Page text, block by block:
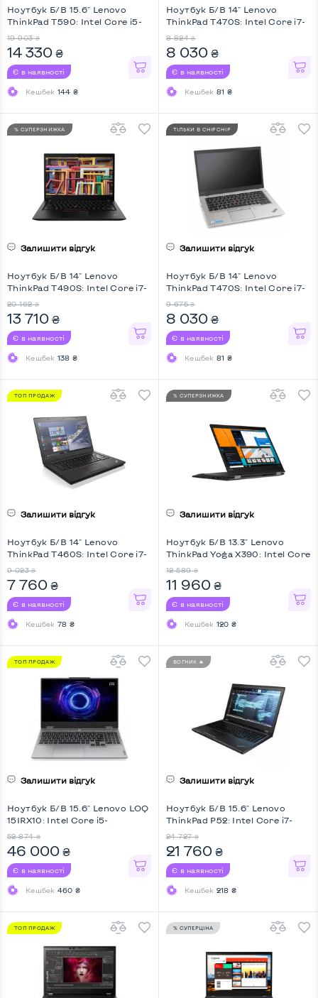
Ноутбук Б/В 15.6" Lenovo
ThinkPad T590: Intel Core i5-
19 903 ₴
14 330 ₴
Є в наявності
Кешбек 144 ₴
Ноутбук Б/В 14" Lenovo
ThinkPad T470S: Intel Core i7-
Touchscreen, Два АКБ
8 824 ₴
8 030 ₴
Є в наявності
Кешбек 81 ₴
% СУПЕРЗНИЖКА
Залишити відгук
Ноутбук Б/В 14" Lenovo
ThinkPad T490S: Intel Core i7-
Touchscreen, Key Light
20 162 ₴
13 710 ₴
Є в наявності
Кешбек 138 ₴
ТІЛЬКИ В CHIPCHIP
Залишити відгук
Ноутбук Б/В 14" Lenovo
ThinkPad T470S: Intel Core i7-
Touchscreen, Key Light
9 675 ₴
8 030 ₴
Є в наявності
Кешбек 81 ₴
ТОП ПРОДАЖ
Залишити відгук
Ноутбук Б/В 14" Lenovo
ThinkPad T460S: Intel Core i7-
Full HD, Touchscreen, Key Light
9 023 ₴
7 760 ₴
Є в наявності
Кешбек 78 ₴
% СУПЕРЗНИЖКА
Залишити відгук
Ноутбук Б/В 13.3" Lenovo
ThinkPad Yoga X390: Intel Core
Touchscreen, Screen 360
12 589 ₴
11 960 ₴
Є в наявності
Кешбек 120 ₴
ТОП ПРОДАЖ
Залишити відгук
Ноутбук Б/В 15.6" Lenovo LOQ
15IRX10: Intel Core i5-
IPS, Full HD, Key Light
52 874 ₴
46 000 ₴
Є в наявності
Кешбек 460 ₴
ВОГНИК 🔥
Залишити відгук
Ноутбук Б/В 15.6" Lenovo
ThinkPad P52: Intel Core i7-
Full HD, Key Light
24 727 ₴
21 760 ₴
Є в наявності
Кешбек 218 ₴
ТОП ПРОДАЖ % СУПЕРЦІНА